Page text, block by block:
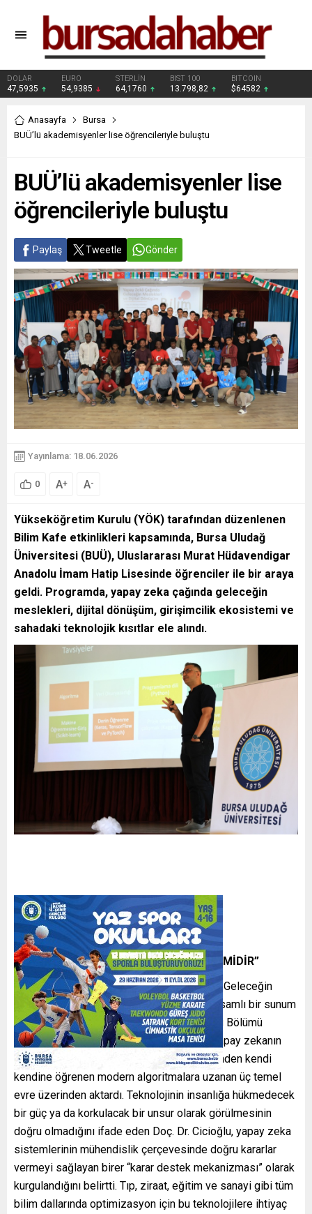
DOLAR
47,5935
EURO
54,9385
STERLİN
64,1760
BIST 100
13.798,82
BITCOIN
$64582
Anasayfa
Bursa
BUÜ’lü akademisyenler lise öğrencileriyle buluştu
BUÜ’lü akademisyenler lise
öğrencileriyle buluştu
Paylaş Tweetle Gönder
Yayınlama: 18.06.2026
0 A+ A-
Yükseköğretim Kurulu (YÖK) tarafından düzenlenen
Bilim Kafe etkinlikleri kapsamında, Bursa Uludağ
Üniversitesi (BUÜ), Uluslararası Murat Hüdavendigar
Anadolu İmam Hatip Lisesinde öğrenciler ile bir araya
geldi. Programda, yapay zeka çağında geleceğin
meslekleri, dijital dönüşüm, girişimcilik ekosistemi ve
sahadaki teknolojik kısıtlar ele alındı.
“YAPAY ZEKA BİR KARAR DESTEK SİSTEMİDİR”
Program kapsamında “Yapay Zeka Çağında Geleceğin
Meslekleri ve Dijital Dönüşüm” başlıklı kapsamlı bir sunum
gerçekleştiren BUÜ Bilgisayar Mühendisliği Bölümü
Öğretim Üyesi Doç. Dr. Murtaza Cicioğlu, yapay zekanın
tarihsel gelişimini kurallara dayalı ilk dönemden kendi
kendine öğrenen modern algoritmalara uzanan üç temel
evre üzerinden aktardı. Teknolojinin insanlığa hükmedecek
bir güç ya da korkulacak bir unsur olarak görülmesinin
doğru olmadığını ifade eden Doç. Dr. Cicioğlu, yapay zeka
sistemlerinin mühendislik çerçevesinde doğru kararlar
vermeyi sağlayan birer “karar destek mekanizması” olarak
kurgulandığını belirtti. Tıp, ziraat, eğitim ve sanayi gibi tüm
bilim dallarında optimizasyon için bu teknolojilere ihtiyaç